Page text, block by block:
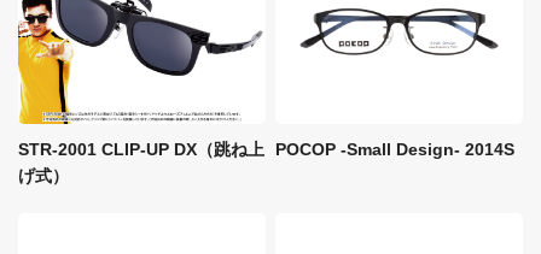
STR-2001 CLIP-UP DX（跳ね上
げ式）
POCOP -Small Design- 2014S